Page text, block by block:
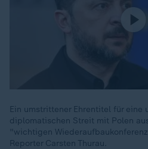
Ein umstrittener Ehrentitel für eine
diplomatischen Streit mit Polen
"wichtigen
Reporter Carsten Thurau.